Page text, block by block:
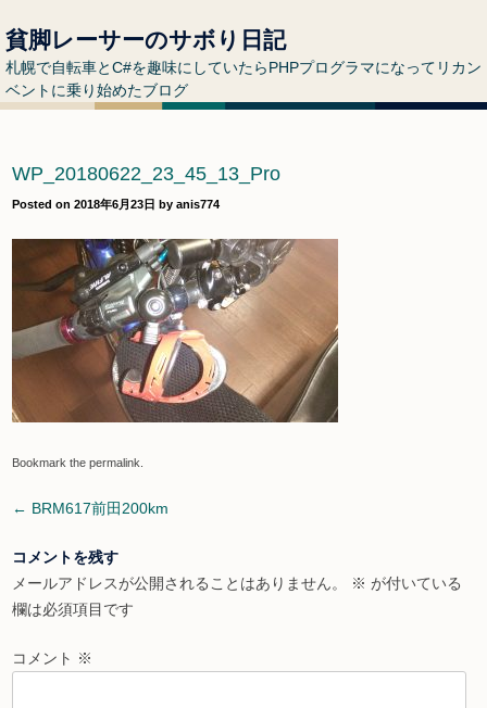
貧脚レーサーのサボり日記
札幌で自転車とC#を趣味にしていたらPHPプログラマになってリカン
ベントに乗り始めたブログ
WP_20180622_23_45_13_Pro
Posted on 2018年6月23日 by anis774
Bookmark the permalink
Post
← BRM617前田200km
コメントを残す
メールアドレスが公開されることはありません。
※ が付いている
欄は必須項目です
コメント ※